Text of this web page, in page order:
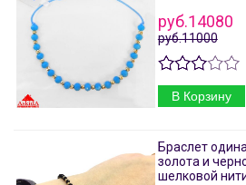
руб.14080
руб.11000
В Корзину
Браслет
золота и
шелковой